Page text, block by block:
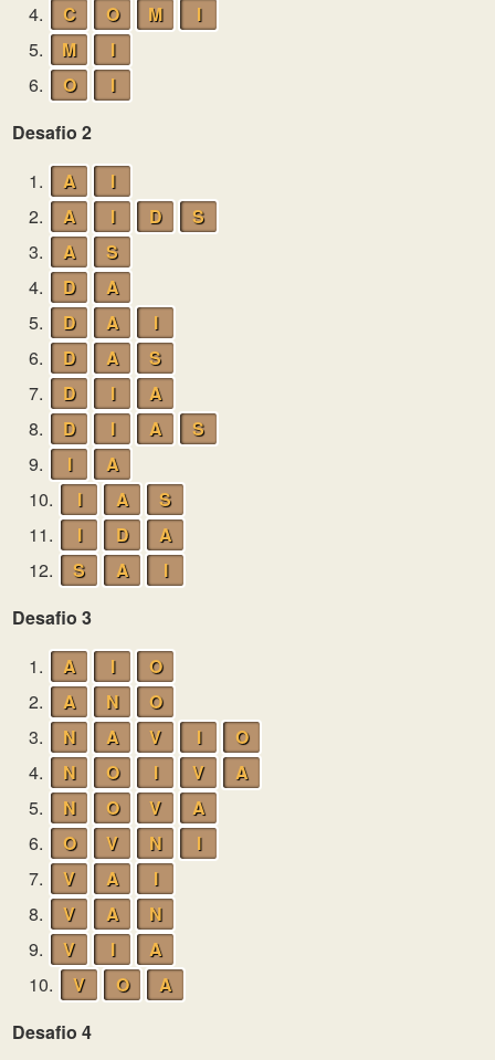
4.
C O M
I
5.
M
I
6.
O
I
Desafio 2
1.
A
I
2.
A I D
S
3.
A
S
4.
D
A
5.
D A
I
6.
D A
S
7.
D I
A
8.
D I A
S
9.
I
A
10.
I A
S
11.
I D
A
12.
S A
I
Desafio 3
1.
A I
O
2.
A N
O
3.
N A V I
O
4.
N O I V
A
5.
N O V
A
6.
O V N
I
7.
V A
I
8.
V A
N
9.
V I
A
10.
V O
A
Desafio 4